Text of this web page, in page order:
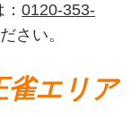
：0120-353-
さい。
雀エリア